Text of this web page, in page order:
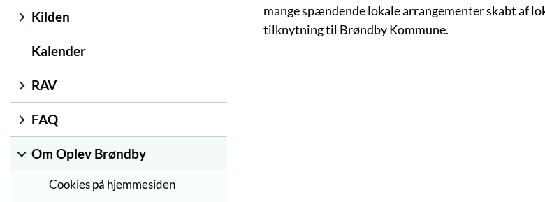
Kilden
Kalender
RAV
FAQ
Om Oplev Brøndby
Cookies på hjemmesiden
mange spændende lokale arrangementer skabt af
tilknytning til Brøndby Kommune.